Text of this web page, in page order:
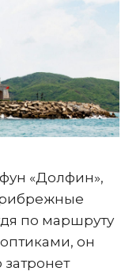
«Долфин»,
по маршруту
он